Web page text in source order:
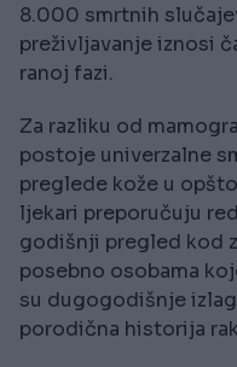
8.000 smrtnih
preživljavanje iznosi
ranoj fazi.
Za razliku od
postoje univerzalne
preglede kože u
ljekari preporučuju
godišnji pregled kod
posebno osobama
su dugogodišnje
porodična historija